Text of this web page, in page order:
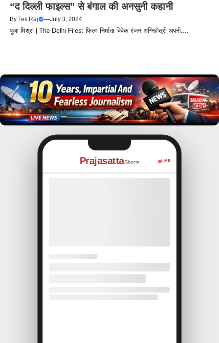
“द दिल्ली फाइल्स” से बंगाल की अनसुनी कहानी
By Tek Raj —July 3, 2024
पूजा मिश्रा | The Delhi Files: फिल्म निर्माता विवेक रंजन अग्निहोत्री अपनी....
PrajasattaShorts LIVE